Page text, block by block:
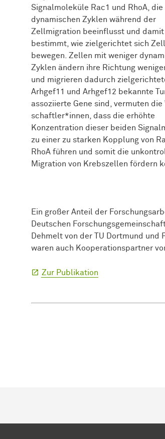
Signalmoleküle Rac1 und RhoA, die
dynamischen Zyklen während der
Zellmigration beeinflusst und damit
bestimmt, wie zielgerichtet sich
bewegen. Zellen mit weniger
Zyklen ändern ihre Richtung
und migrieren dadurch
Arhgef11 und Arhgef12 bekannte
assoziierte Gene sind, vermuten
schaft­ler*innen, dass die erhöhte
Konzentration dieser beiden
zu einer zu starken Kopplung von
RhoA führen und somit die
Migration von Krebszellen fördern
Ein großer Anteil der
Deutschen
Dehmelt von der TU Dortmund
waren auch Kooperationspartner
Zur Pub­li­ka­tion